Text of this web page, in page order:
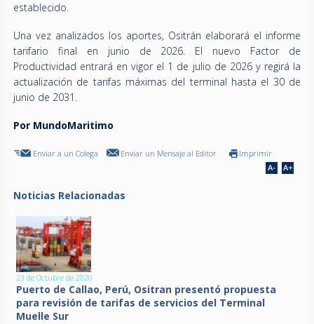
establecido.
Una vez analizados los aportes, Ositrán elaborará el informe
tarifario final en junio de 2026. El nuevo Factor de
Productividad entrará en vigor el 1 de julio de 2026 y regirá la
actualización de tarifas máximas del terminal hasta el 30 de
junio de 2031.
Por MundoMaritimo
Enviar a un Colega Enviar un Mensaje al Editor Imprimir
Noticias Relacionadas
23 de Octubre de 2020
Puerto de Callao, Perú, Ositran presentó propuesta
para revisión de tarifas de servicios del Terminal
Muelle Sur